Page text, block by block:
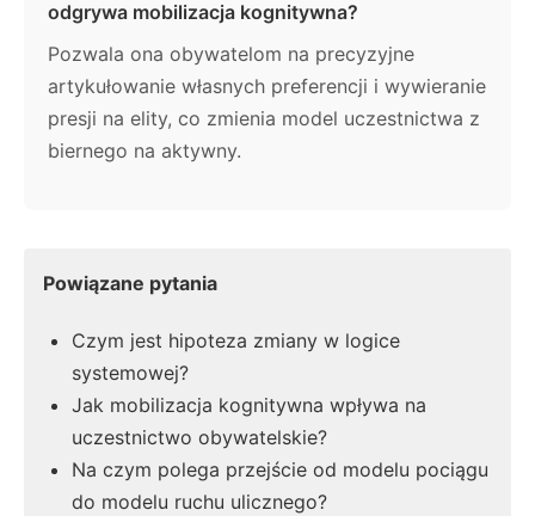
odgrywa mobilizacja kognitywna?
Pozwala ona obywatelom na precyzyjne
artykułowanie własnych preferencji i wywieranie
presji na elity, co zmienia model uczestnictwa z
biernego na aktywny.
Powiązane pytania
Czym jest hipoteza zmiany w logice
systemowej?
Jak mobilizacja kognitywna wpływa na
uczestnictwo obywatelskie?
Na czym polega przejście od modelu pociągu
do modelu ruchu ulicznego?